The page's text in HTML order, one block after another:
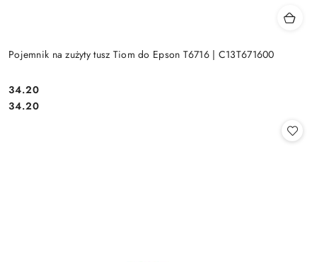
Pojemnik na zużyty tusz Tiom do Epson T6716 | C13T671600
Cena:
34.20
Cena:
34.20